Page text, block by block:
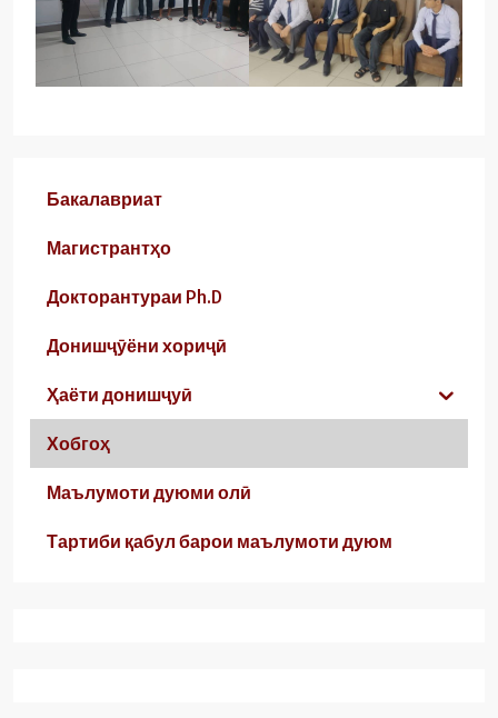
Бакалавриат
Магистрантҳо
Докторантураи Ph.D
Донишҷӯёни хориҷӣ
Ҳаёти донишҷуӣ
Хобгоҳ
Маълумоти дуюми олӣ
Тартиби қабул барои маълумоти дуюм